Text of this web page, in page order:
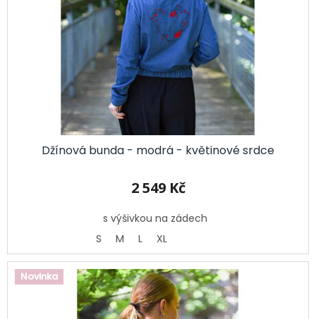
Džínová bunda - modrá - květinové srdce
2 549 Kč
s výšivkou na zádech
S
M L XL
Novinka